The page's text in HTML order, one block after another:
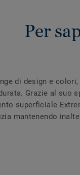
Per
di design e
Grazie al suo
superficiale
mantenendo